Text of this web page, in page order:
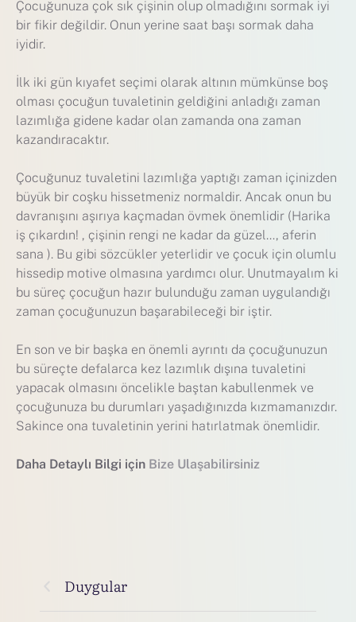
Çocuğunuza çok sık çişinin olup olmadığını sormak iyi
bir fikir değildir. Onun yerine saat başı sormak daha
iyidir.
İlk iki gün kıyafet seçimi olarak altının mümkünse boş
olması çocuğun tuvaletinin geldiğini anladığı zaman
lazımlığa gidene kadar olan zamanda ona zaman
kazandıracaktır.
Çocuğunuz tuvaletini lazımlığa yaptığı zaman içinizden
büyük bir coşku hissetmeniz normaldir. Ancak onun bu
davranışını aşırıya kaçmadan övmek önemlidir (Harika
iş çıkardın! , çişinin rengi ne kadar da güzel…, aferin
sana ). Bu gibi sözcükler yeterlidir ve çocuk için olumlu
hissedip motive olmasına yardımcı olur. Unutmayalım ki
bu süreç çocuğun hazır bulunduğu zaman uygulandığı
zaman çocuğunuzun başarabileceği bir iştir.
En son ve bir başka en önemli ayrıntı da çocuğunuzun
bu süreçte defalarca kez lazımlık dışına tuvaletini
yapacak olmasını öncelikle baştan kabullenmek ve
çocuğunuza bu durumları yaşadığınızda kızmamanızdır.
Sakince ona tuvaletinin yerini hatırlatmak önemlidir.
Daha Detaylı Bilgi için Bize Ulaşabilirsiniz
Duygular